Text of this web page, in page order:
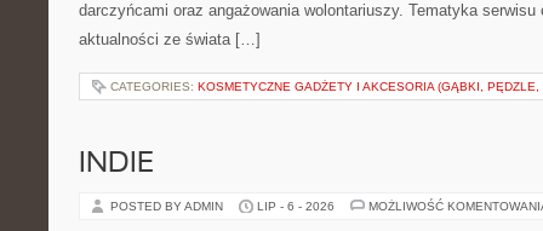
darczyńcami oraz angażowania wolontariuszy. Tematyka
aktualności ze świata […]
CATEGORIES: KOSMETYCZNE GADŻETY I AKCESORIA (GĄBKI, PĘDZLE,
INDIE
POSTED BY ADMIN LIP - 6 - 2026 MOŻLIWOŚĆ